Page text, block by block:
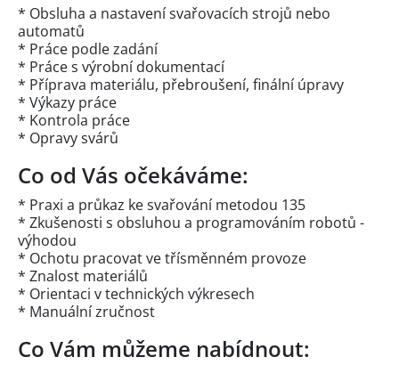
* Obsluha a nastavení svařovacích strojů nebo
automatů
* Práce podle zadání
* Práce s výrobní dokumentací
* Příprava materiálu, přebroušení, finální úpravy
* Výkazy práce
* Kontrola práce
* Opravy svárů
Co od Vás očekáváme:
* Praxi a průkaz ke svařování metodou 135
* Zkušenosti s obsluhou a programováním robotů -
výhodou
* Ochotu pracovat ve třísměnném provoze
* Znalost materiálů
* Orientaci v technických výkresech
* Manuální zručnost
Co Vám můžeme nabídnout: